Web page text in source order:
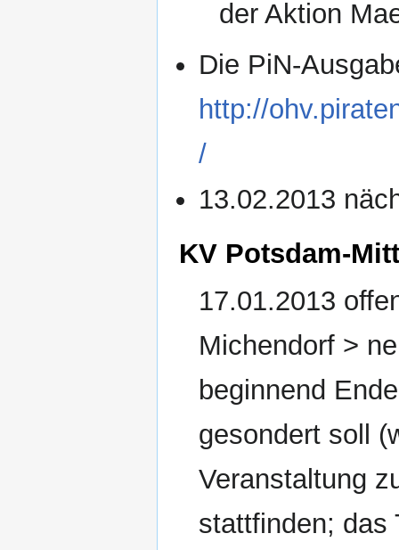
der Aktion
Die PiN-
http://
/
13.02.2013
KV Potsdam-
17.01.2013
Michendorf >
beginnend
gesondert soll
Veranstaltung
stattfinden; das